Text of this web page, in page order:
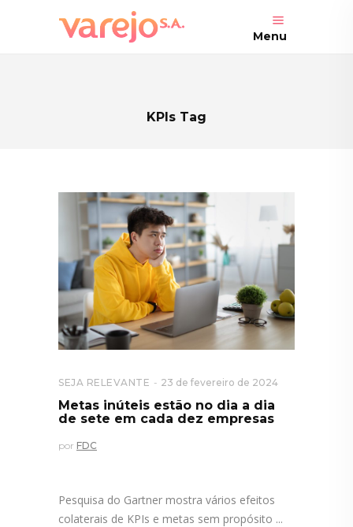
Menu
KPIs Tag
SEJA RELEVANTE 23 de fevereiro de 2024
Metas inúteis estão no dia a dia
de sete em cada dez empresas
por FDC
Pesquisa do Gartner mostra vários efeitos
colaterais de KPIs e metas sem propósito